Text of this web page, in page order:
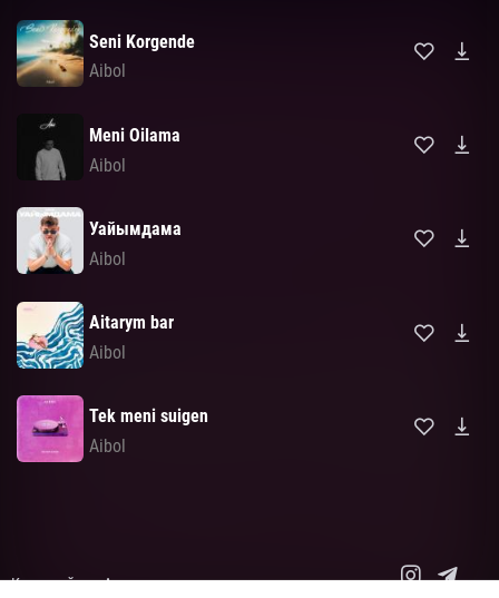
Seni Korgende
Aibol
Meni Oilama
Aibol
Уайымдама
Aibol
Aitarym bar
Aibol
Tek meni suigen
Aibol
Карта сайта Авторские права